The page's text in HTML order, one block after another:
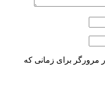
مرورگر برای زمانی که